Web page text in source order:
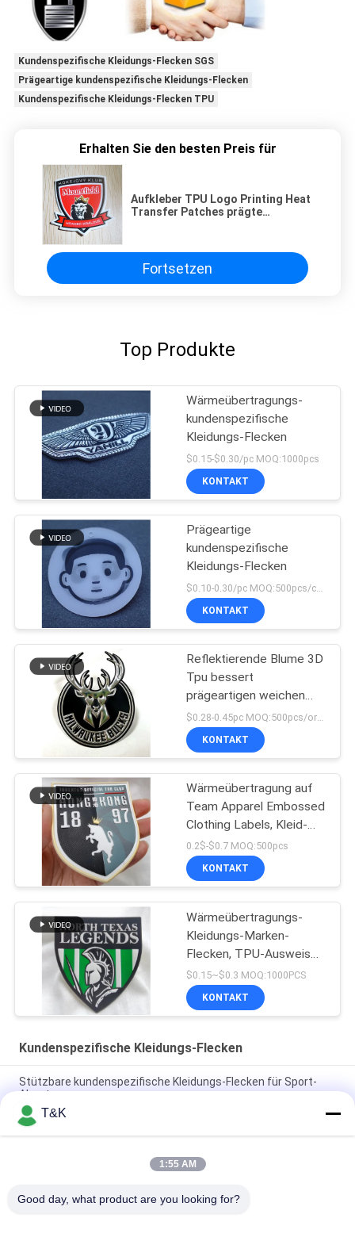
Kundenspezifische Kleidungs-Flecken SGS
Prägeartige kundenspezifische Kleidungs-Flecken
Kundenspezifische Kleidungs-Flecken TPU
Erhalten Sie den besten Preis für
Aufkleber TPU Logo Printing Heat
Transfer Patches prägte
Fortsetzen
Top Produkte
Wärmeübertragungs-
kundenspezifische
Kleidungs-Flecken
$0.15-$0.30/pc MOQ:1000pcs
KONTAKT
Prägeartige
kundenspezifische
Kleidungs-Flecken
KONTAKT
Reflektierende Blume 3D
Tpu bessert
prägeartigen weichen
Applikations-
Hochfrequenzausweis
aus
KONTAKT
Wärmeübertragung auf
Team Apparel Embossed
Clothing Labels, Kleid-
Tpu-Ausweis
0.2$-$0.7 MOQ:500pcs
KONTAKT
Wärmeübertragungs-
Kleidungs-Marken-
Flecken, TPU-Ausweis
für Team Apparel
$0.15~$0.3 MOQ:1000PCS
KONTAKT
Kundenspezifische Kleidungs-Flecken
Stützbare kundenspezifische Kleidungs-Flecken für Sport-
Abnutzung
Druck Flecken Haupt-Logo For Famous Brand der Logo
Wärmeübertragungs-TPU
Dauerhafte Einspritzung 3D druckte kundenspezifische
T&K
1:55 AM
Good day, what product are you looking for?